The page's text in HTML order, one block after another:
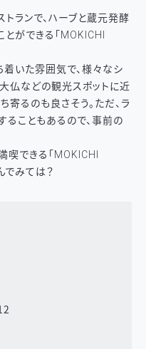
ランで、ハーブと蔵元発酵
ができる「MOKICHI
いた雰囲気で、様々なシ
仏などの観光スポットに近
寄るのも良さそう。ただ、ラ
ることもあるので、事前の
喫できる「MOKICHI
でみては？